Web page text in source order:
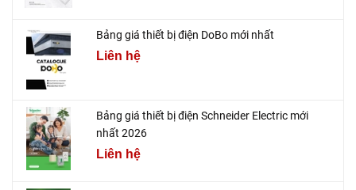
Bảng giá thiết bị điện DoBo mới nhất
Liên hệ
Bảng giá thiết bị điện Schneider Electric mới
nhất 2026
Liên hệ